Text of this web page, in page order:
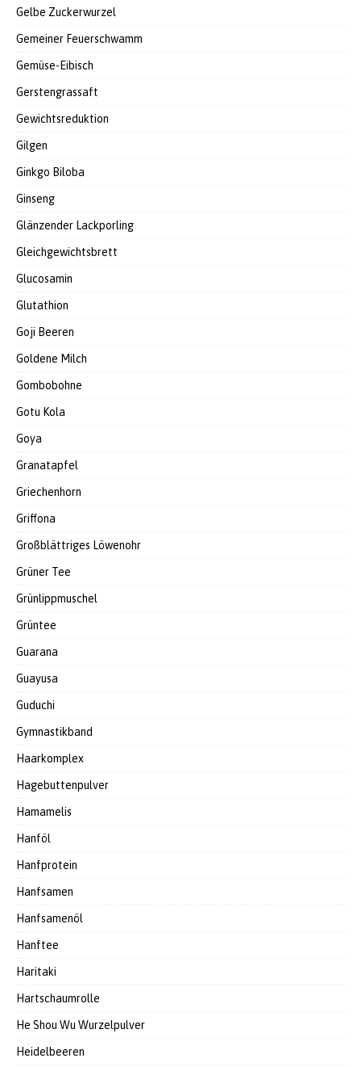
Gelbe Zuckerwurzel
Gemeiner Feuerschwamm
Gemüse-Eibisch
Gerstengrassaft
Gewichtsreduktion
Gilgen
Ginkgo Biloba
Ginseng
Glänzender Lackporling
Gleichgewichtsbrett
Glucosamin
Glutathion
Goji Beeren
Goldene Milch
Gombobohne
Gotu Kola
Goya
Granatapfel
Griechenhorn
Griffona
Großblättriges Löwenohr
Grüner Tee
Grünlippmuschel
Grüntee
Guarana
Guayusa
Guduchi
Gymnastikband
Haarkomplex
Hagebuttenpulver
Hamamelis
Hanföl
Hanfprotein
Hanfsamen
Hanfsamenöl
Hanftee
Haritaki
Hartschaumrolle
He Shou Wu Wurzelpulver
Heidelbeeren